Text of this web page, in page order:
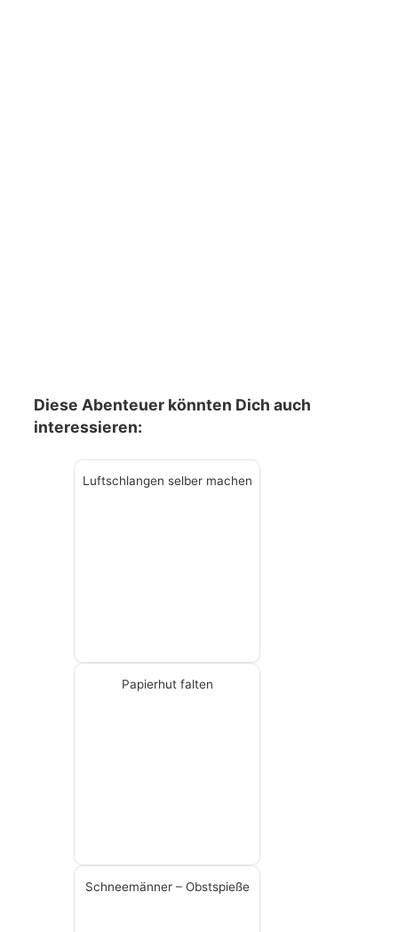
Diese Abenteuer könnten Dich auch
interessieren:
Luftschlangen selber machen
Papierhut falten
Schneemänner – Obstspieße